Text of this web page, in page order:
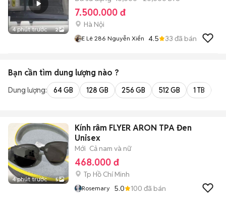
4 phút trước 2
7.500.000 đ
Hà Nội
E Lê 286 Nguyễn Xiển 4.5 33 đã bán
Bạn cần tìm dung lượng nào ?
Dung lượng: 64 GB 128 GB 256 GB 512 GB 1 TB
4 phút trước 5
Kính râm FLYER ARON TPA Đen
Unisex
Mới Cả nam và nữ
468.000 đ
Tp Hồ Chí Minh
Rosemary 5.0 100 đã bán